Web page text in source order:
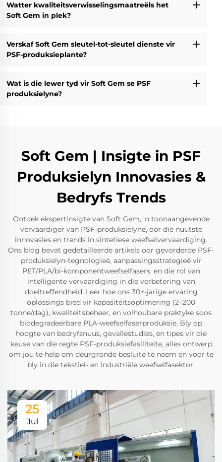
Watter kwaliteitsverwisselingsmaatreëls het
Soft Gem in plek?
Verskaf Soft Gem sleutel-tot-sleutel dienste vir
PSF-produksieplante?
Wat is die lewer tyd vir Soft Gem se PSF
produksielyne?
Soft Gem | Insigte in PSF
Produksielyn Innovasies &
Bedryfs Trends
Ontdek ekspertinsigte van Soft Gem, 'n toonaangevende
vervaardiger van PSF-produksielyne, oor die nuutste
innovasies en trends in sintetiese weefselvervaardiging.
Ons blog bevat gedetailleerde artikels oor gevorderde PSF-
produksielyn-tegnologieë, aanpassingsstrategieë vir
PET/PLA/bi-komponentweefselfasers, en die rol van
intelligente vervaardiging in die verbetering van
doeltreffendheid. Leer hoe ons 30+-jarige ervaring
oplossings bied vir kapasiteitsoptimering (2–200
tonne/dag), kwaliteitsbeheer, en volhoubare praktyke soos
biodegradeerbare PLA-weefselfaserproduksie. Bly op
hoogte van bedryfsnuus, gevallestudies, en tipes vir die
keuse van die regte PSF-produksiefasiliteite, alles ontwerp
om jou te help om deurgronde besluite te neem en voor te
bly in die tekstiel- en industriële weefselfasektor.
25
Jul